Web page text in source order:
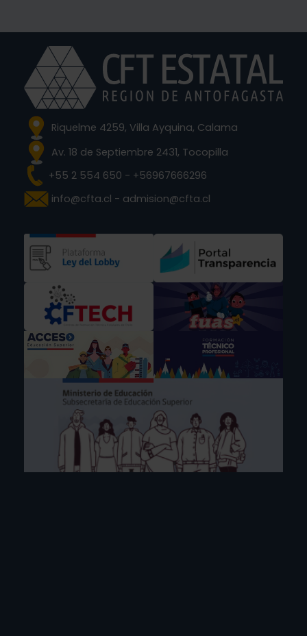
Riquelme 4259, Villa Ayquina, Calama
Av. 18 de Septiembre 2431, Tocopilla
+55 2 554 650 - +56967666296
info@cfta.cl - admision@cfta.cl